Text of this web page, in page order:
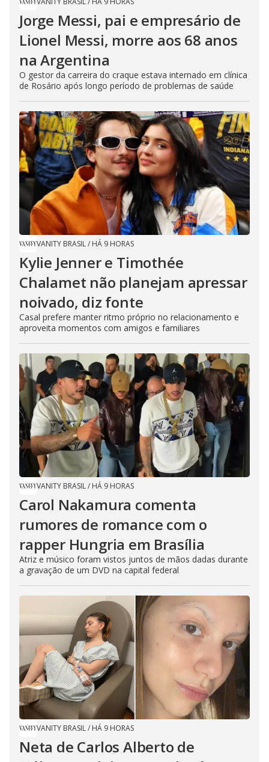
Jorge Messi, pai e empresário de
Lionel Messi, morre aos 68 anos
na Argentina
O gestor da carreira do craque estava internado em clínica
de Rosário após longo período de problemas de saúde
VANITY BRASIL/ HÁ 9 HORAS
Kylie Jenner e Timothée
Chalamet não planejam apressar
noivado, diz fonte
Casal prefere manter ritmo próprio no relacionamento e
aproveita momentos com amigos e familiares
VANITY BRASIL/ HÁ 9 HORAS
Carol Nakamura comenta
rumores de romance com o
rapper Hungria em Brasília
Atriz e músico foram vistos juntos de mãos dadas durante
a gravação de um DVD na capital federal
VANITY BRASIL/ HÁ 9 HORAS
Neta de Carlos Alberto de